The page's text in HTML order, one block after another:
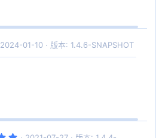
2024-01-10 版本: 1.4.6-SNAPSHOT